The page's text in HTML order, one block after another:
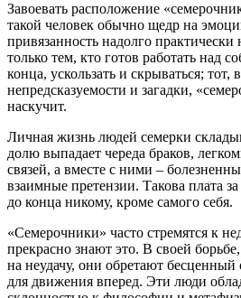
Завоевать расположение
такой человек обычно щедр на
привязанность надолго
только тем, кто готов работать над
конца, ускользать и скрываться; тот,
непредсказуемости и загадки,
наскучит.
Личная жизнь людей семерки
долю выпадает череда браков,
связей, а вместе с ними –
взаимные претензии. Такова плата
до конца никому, кроме самого себя.
«Семерочники» часто стремятся к
прекрасно знают это. В своей
на неудачу, они обретают
для движения вперед. Эти люди